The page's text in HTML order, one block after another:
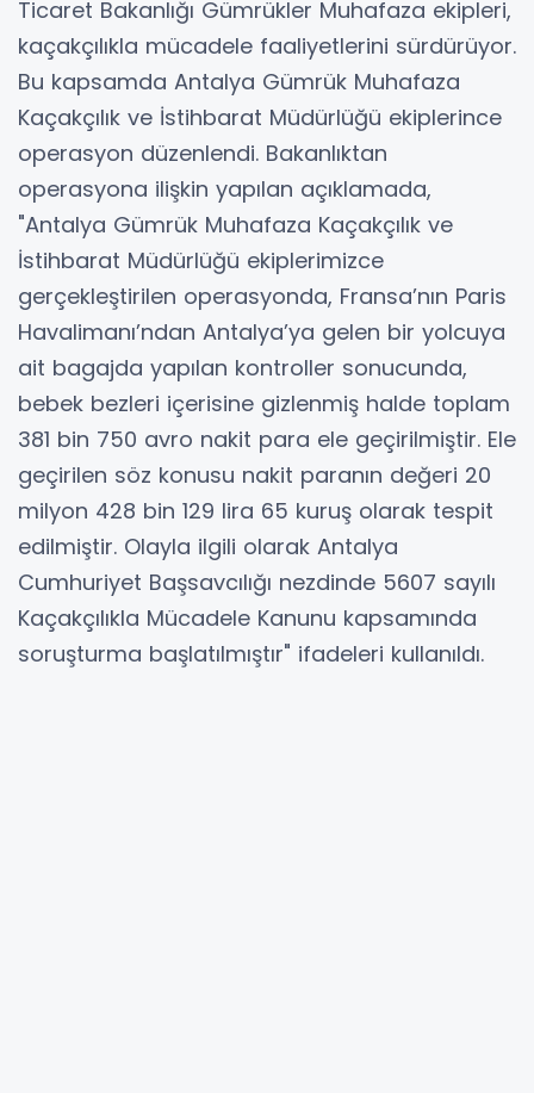
Ticaret Bakanlığı Gümrükler Muhafaza ekipleri,
kaçakçılıkla mücadele faaliyetlerini sürdürüyor.
Bu kapsamda Antalya Gümrük Muhafaza
Kaçakçılık ve İstihbarat Müdürlüğü ekiplerince
operasyon düzenlendi. Bakanlıktan
operasyona ilişkin yapılan açıklamada,
"Antalya Gümrük Muhafaza Kaçakçılık ve
İstihbarat Müdürlüğü ekiplerimizce
gerçekleştirilen operasyonda, Fransa’nın Paris
Havalimanı’ndan Antalya’ya gelen bir yolcuya
ait bagajda yapılan kontroller sonucunda,
bebek bezleri içerisine gizlenmiş halde toplam
381 bin 750 avro nakit para ele geçirilmiştir. Ele
geçirilen söz konusu nakit paranın değeri 20
milyon 428 bin 129 lira 65 kuruş olarak tespit
edilmiştir. Olayla ilgili olarak Antalya
Cumhuriyet Başsavcılığı nezdinde 5607 sayılı
Kaçakçılıkla Mücadele Kanunu kapsamında
soruşturma başlatılmıştır" ifadeleri kullanıldı.